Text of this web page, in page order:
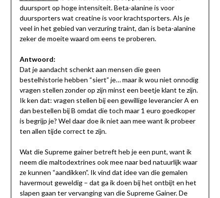
duursport op hoge intensiteit. Beta-alanine is voor
duursporters wat creatine is voor krachtsporters. Als je
veel in het gebied van verzuring traint, dan is beta-alanine
zeker de moeite waard om eens te proberen.
Antwoord:
Dat je aandacht schenkt aan mensen die geen
bestelhistorie hebben “siert” je… maar ik wou niet onnodig
vragen stellen zonder op zijn minst een beetje klant te zijn.
Ik ken dat: vragen stellen bij een gewillige leverancier A en
dan bestellen bij B omdat die toch maar 1 euro goedkoper
is begrijp je? Wel daar doe ik niet aan mee want ik probeer
ten allen tijde correct te zijn.
Wat die Supreme gainer betreft heb je een punt, want ik
neem die maltodextrines ook mee naar bed natuurlijk waar
ze kunnen “aandikken”. Ik vind dat idee van die gemalen
havermout geweldig – dat ga ik doen bij het ontbijt en het
slapen gaan ter vervanging van die Supreme Gainer. De